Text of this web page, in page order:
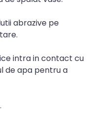
abrazive pe
intra in contact cu
de apa pentru a